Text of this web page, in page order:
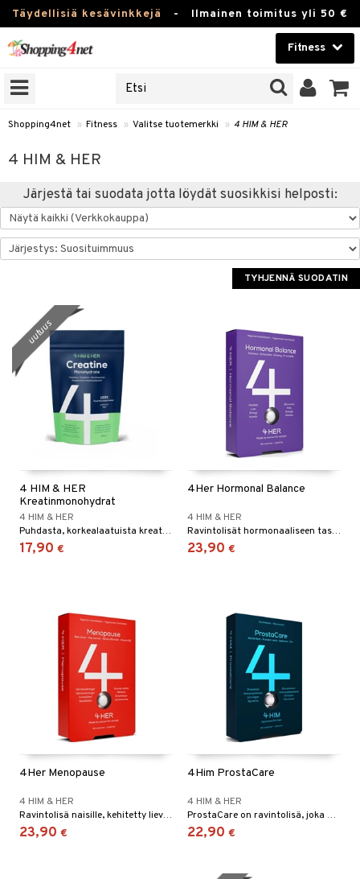
Täydellisiä kesävinkkejä - Ilmainen toimitus yli 50 €
Fitness
Kauneudenhoito
Piilolinssit
Luontaistuotteet
Apteekki
Fitness
Koti & Sisustus
Tuotemerkkejä
Kampanjat
Shopping4net » Fitness » Valitse tuotemerkki » 4 HIM & HER
4 HIM & HER
Järjestä tai suodata jotta löydät suosikkisi helposti:
TYHJENNÄ SUODATIN
4 HIM & HER
Kreatinmonohydrat
4 HIM & HER
Puhdasta, korkealaatuista kreatiinia päivittäiseen käyttöön. Yksi pakkaus sisältää 147 annosta.
17,90 €
uutuus
4Her Hormonal Balance
4 HIM & HER
Ravintolisät hormonaaliseen tasapainoon
23,90 €
4Her Menopause
4 HIM & HER
Ravintolisä naisille, kehitetty lievittämään vaihdevuosioireita.
23,90 €
4Him ProstaCare
4 HIM & HER
ProstaCare on ravintolisä, joka on kehitetty ylläpitämään eturauhasen normaalia toimintaa.
22,90 €
Tabletit
proteiini
Munaproteiini
Tabletit
Lihaskivut
parantajat
& vastauksia